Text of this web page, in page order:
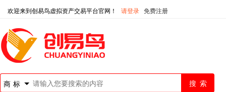
欢迎来到创易鸟虚拟资产交易平台官网！ 请登录 免费注册
商标